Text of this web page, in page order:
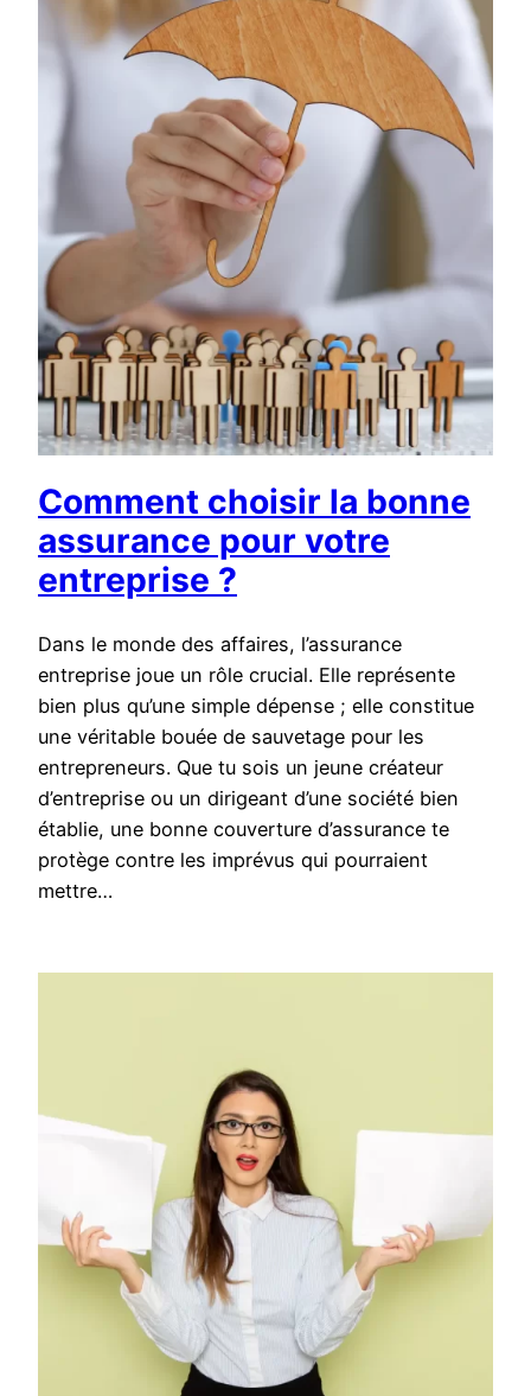
Comment choisir la bonne
assurance pour votre
entreprise ?
Dans le monde des affaires, l’assurance
entreprise joue un rôle crucial. Elle représente
bien plus qu’une simple dépense ; elle constitue
une véritable bouée de sauvetage pour les
entrepreneurs. Que tu sois un jeune créateur
d’entreprise ou un dirigeant d’une société bien
établie, une bonne couverture d’assurance te
protège contre les imprévus qui pourraient
mettre…